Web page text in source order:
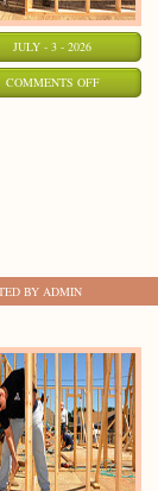
JULY - 3 - 2026
COMMENTS OFFON
BY ADMIN